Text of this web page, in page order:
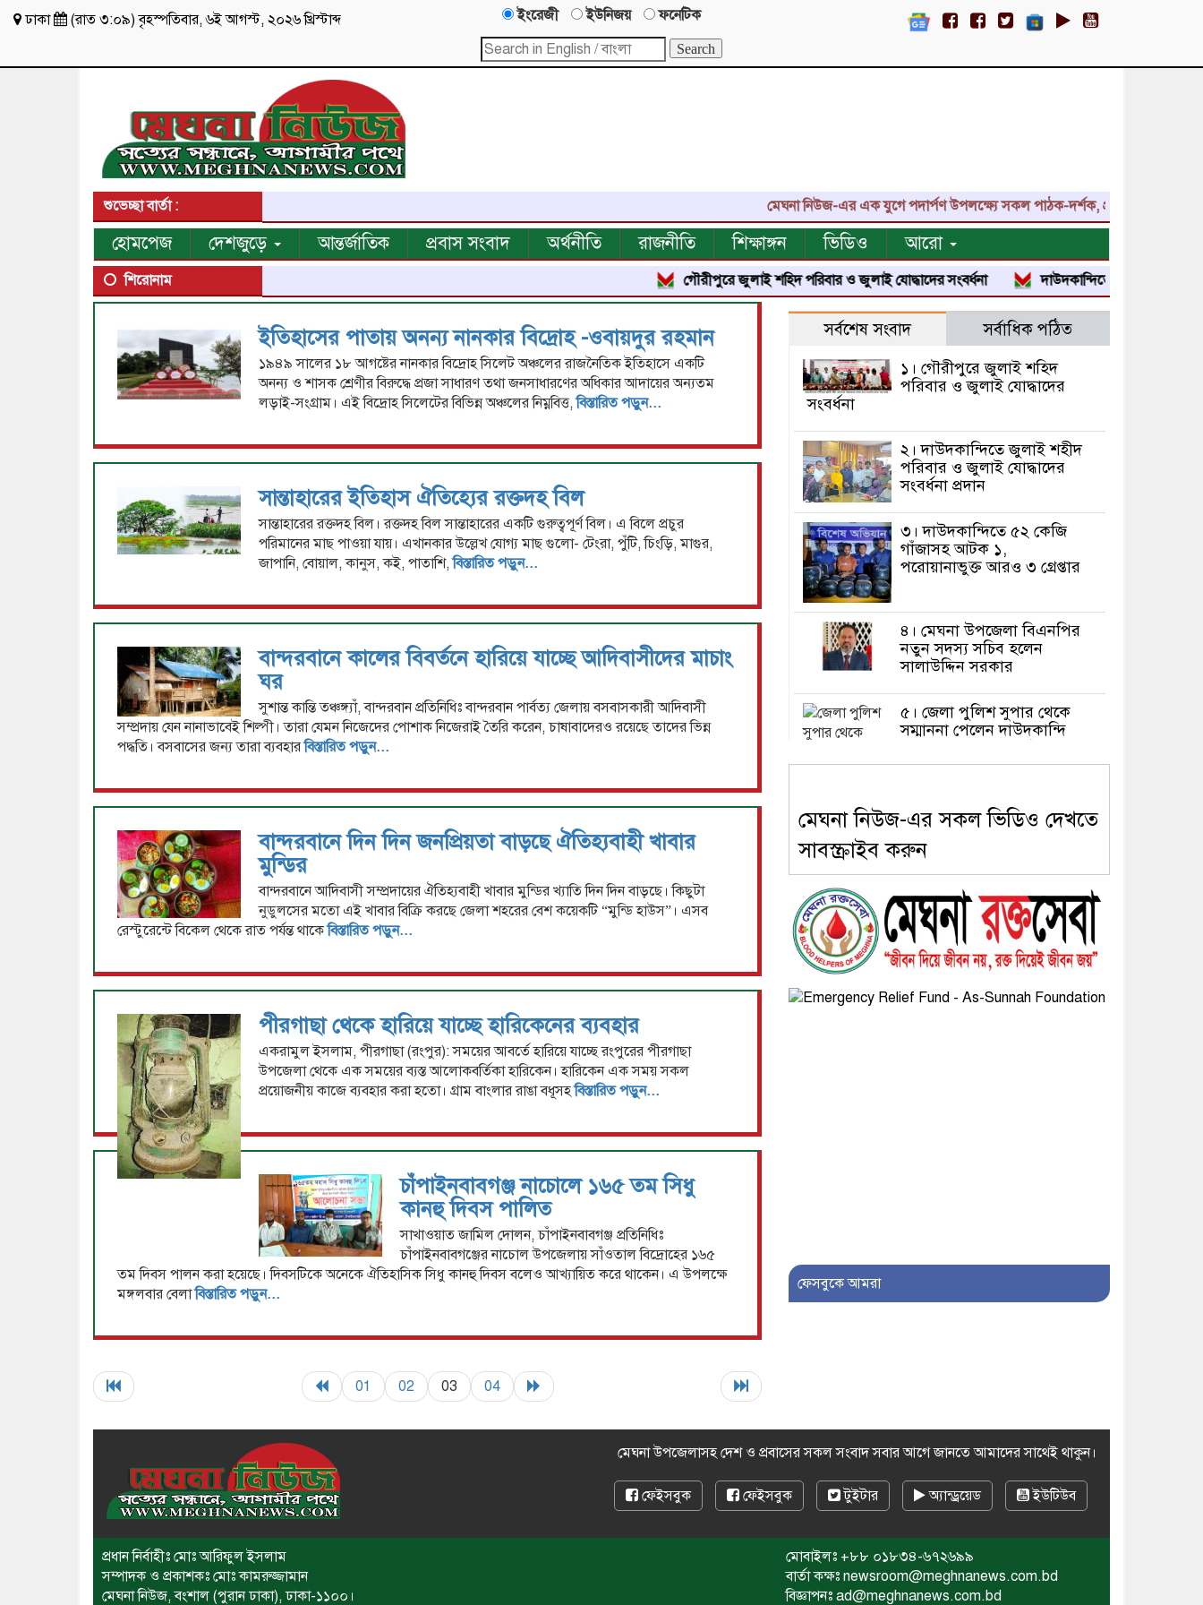
ঢাকা (রাত ৩:০৯)বৃহস্পতিবার,৬ই আগস্ট, ২০২৬ খ্রিস্টাব্দ ইংরেজী ইউনিজয় ফনেটিক
শুভেচ্ছা বার্তা : মেঘনা নিউজ-এর এক যুগে পদার্পণ উপলক্ষ্যে সকল পাঠক-দর্শক, প্রতিনিধি,
হোমপেজ দেশজুড়ে আন্তর্জাতিক প্রবাস সংবাদ অর্থনীতি রাজনীতি শিক্ষাঙ্গন ভিডিও আরো
শিরোনাম গৌরীপুরে জুলাই শহিদ পরিবার ও জুলাই যোদ্ধাদের সংবর্ধনা দাউদকান্দিতে জুলাই শহীদ পরিবার ও
ইতিহাসের পাতায় অনন্য নানকার বিদ্রোহ -ওবায়দুর রহমান
১৯৪৯ সালের ১৮ আগষ্টের নানকার বিদ্রোহ সিলেট অঞ্চলের রাজনৈতিক ইতিহাসে একটি
অনন্য ও শাসক শ্রেণীর বিরুদ্ধে প্রজা সাধারণ তথা জনসাধারণের অধিকার আদায়ের অন্যতম
লড়াই-সংগ্রাম। এই বিদ্রোহ সিলেটের বিভিন্ন অঞ্চলের নিম্নবিত্ত,বিস্তারিত পড়ুন...
সান্তাহারের ইতিহাস ঐতিহ্যের রক্তদহ বিল
সান্তাহারের রক্তদহ বিল। রক্তদহ বিল সান্তাহারের একটি গুরুত্বপূর্ণ বিল। এ বিলে প্রচুর
পরিমানের মাছ পাওয়া যায়। এখানকার উল্লেখ যোগ্য মাছ গুলো- টেংরা, পুঁটি, চিংড়ি, মাগুর,
জাপানি, বোয়াল, কানুস, কই, পাতাশি,বিস্তারিত পড়ুন...
বান্দরবানে কালের বিবর্তনে হারিয়ে যাচ্ছে আদিবাসীদের মাচাং
ঘর
সুশান্ত কান্তি তঞ্চঙ্গ্যাঁ, বান্দরবান প্রতিনিধিঃ বান্দরবান পার্বত্য জেলায় বসবাসকারী আদিবাসী
সম্প্রদায় যেন নানাভাবেই শিল্পী। তারা যেমন নিজেদের পোশাক নিজেরাই তৈরি করেন, চাষাবাদেরও রয়েছে তাদের ভিন্ন
পদ্ধতি। বসবাসের জন্য তারা ব্যবহারবিস্তারিত পড়ুন...
বান্দরবানে দিন দিন জনপ্রিয়তা বাড়ছে ঐতিহ্যবাহী খাবার
মুন্ডির
বান্দরবানে আদিবাসী সম্প্রদায়ের ঐতিহ্যবাহী খাবার মুন্ডির খ্যাতি দিন দিন বাড়ছে। কিছুটা
নুডুলসের মতো এই খাবার বিক্রি করছে জেলা শহরের বেশ কয়েকটি “মুন্ডি হাউস”। এসব
রেস্টুরেন্টে বিকেল থেকে রাত পর্যন্ত থাকেবিস্তারিত পড়ুন...
পীরগাছা থেকে হারিয়ে যাচ্ছে হারিকেনের ব্যবহার
একরামুল ইসলাম, পীরগাছা (রংপুর): সময়ের আবর্তে হারিয়ে যাচ্ছে রংপুরের পীরগাছা
উপজেলা থেকে এক সময়ের ব্যস্ত আলোকবর্তিকা হারিকেন। হারিকেন এক সময় সকল
প্রয়োজনীয় কাজে ব্যবহার করা হতো। গ্রাম বাংলার রাঙা বধূসহবিস্তারিত পড়ুন...
চাঁপাইনবাবগঞ্জ নাচোলে ১৬৫ তম সিধু
কানহু দিবস পালিত
সাখাওয়াত জামিল দোলন, চাঁপাইনবাবগঞ্জ প্রতিনিধিঃ
চাঁপাইনবাবগঞ্জের নাচোল উপজেলায় সাঁওতাল বিদ্রোহের ১৬৫
তম দিবস পালন করা হয়েছে। দিবসটিকে অনেকে ঐতিহাসিক সিধু কানহু দিবস বলেও আখ্যায়িত করে থাকেন। এ উপলক্ষে
মঙ্গলবার বেলাবিস্তারিত পড়ুন...
01 02 03 04
সর্বশেষ সংবাদ সর্বাধিক পঠিত
১। গৌরীপুরে জুলাই শহিদ
পরিবার ও জুলাই যোদ্ধাদের
সংবর্ধনা
২। দাউদকান্দিতে জুলাই শহীদ
পরিবার ও জুলাই যোদ্ধাদের
সংবর্ধনা প্রদান
৩। দাউদকান্দিতে ৫২ কেজি
গাঁজাসহ আটক ১,
পরোয়ানাভুক্ত আরও ৩ গ্রেপ্তার
৪। মেঘনা উপজেলা বিএনপির
নতুন সদস্য সচিব হলেন
সালাউদ্দিন সরকার
৫। জেলা পুলিশ সুপার থেকে
সম্মাননা পেলেন দাউদকান্দি
৬। দাউদকান্দিতে উপজেলা
সভা অনুষ্ঠিত
৭। দাউদকান্দিতে মুচি
সম্প্রদায়ের খোঁজখবর নিলেন ড.
খন্দকার মারুফ হোসেন
মেঘনা নিউজ-এর সকল ভিডিও দেখতে
সাবস্ক্রাইব করুন
ফেসবুকে আমরা
মেঘনা উপজেলাসহ দেশ ও প্রবাসের সকল সংবাদ সবার আগে জানতে আমাদের সাথেই থাকুন।
ফেইসবুক ফেইসবুক টুইটার অ্যান্ড্রয়েড ইউটিউব
প্রধান নির্বাহীঃ মোঃ আরিফুল ইসলাম
সম্পাদক ও প্রকাশকঃ মোঃ কামরুজ্জামান
মেঘনা নিউজ, বংশাল (পুরান ঢাকা), ঢাকা-১১০০।
মোবাইলঃ +৮৮ ০১৮৩৪-৬৭২৬৯৯
বার্তা কক্ষঃ newsroom@meghnanews.com.bd
বিজ্ঞাপনঃ ad@meghnanews.com.bd